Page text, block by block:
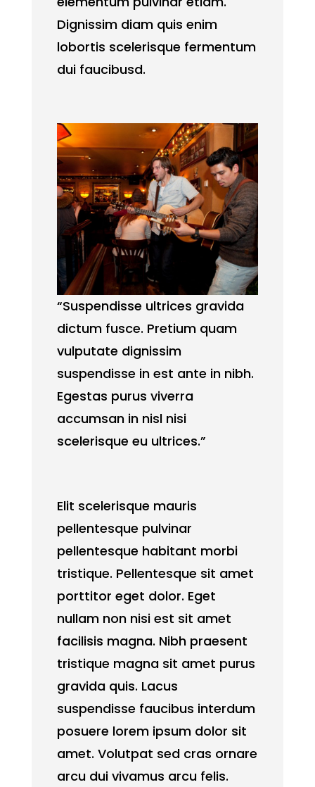
Dignissim diam quis enim
lobortis scelerisque fermentum
dui faucibusd.
“Suspendisse ultrices gravida
dictum fusce. Pretium quam
vulputate dignissim
suspendisse in est ante in nibh.
Egestas purus viverra
accumsan in nisl nisi
scelerisque eu ultrices.”
Elit scelerisque mauris
pellentesque pulvinar
pellentesque habitant morbi
tristique. Pellentesque sit amet
porttitor eget dolor. Eget
nullam non nisi est sit amet
facilisis magna. Nibh praesent
tristique magna sit amet purus
gravida quis. Lacus
suspendisse faucibus interdum
posuere lorem ipsum dolor sit
amet. Volutpat sed cras ornare
arcu dui vivamus arcu felis.